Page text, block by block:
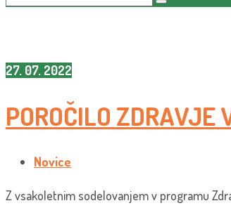
27. 07. 2022
POROČILO
Novice
Z vsakoletnim sodelovanjem v programu